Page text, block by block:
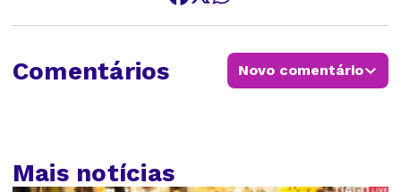
Comentários Novo comentário
Mais notícias